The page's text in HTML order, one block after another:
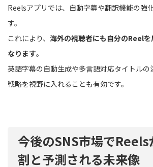
Reelsアプリでは、自動字幕や翻訳機能の強
す。
これにより、 海外の視聴者にも自分のReel
なります。
英語字幕の自動生成や多言語対応タイトルの
戦略を視野に入れることも有効です。
今後のSNS市場でReels
割と予測される未来像